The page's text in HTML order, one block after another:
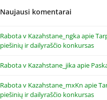
Naujausi komentarai
Rabota v Kazahstane_ngkaapie
piešinių ir dailyraščio konkursas
Rabota v Kazahstane_jikaapie
Rabota v Kazahstane_mxKn apie
piešinių ir dailyraščio konkursas